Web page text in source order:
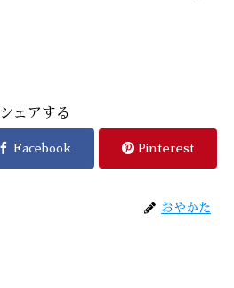
シェアする
Facebook Pinterest
おやかた